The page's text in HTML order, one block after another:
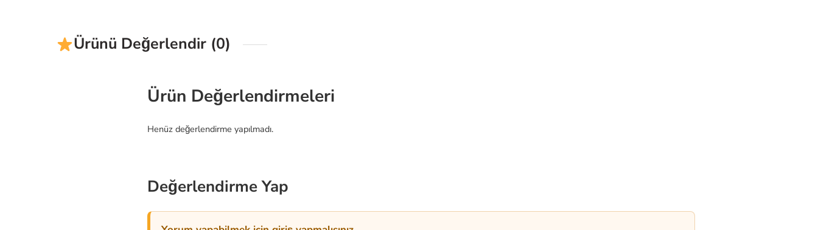
Ürünü Değerlendir (0)
Ürün Değerlendirmeleri
Henüz değerlendirme yapılmadı.
Değerlendirme Yap